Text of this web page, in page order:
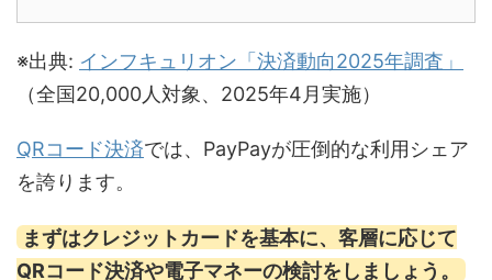
※出典: インフキュリオン「決済動向2025年調査」
（全国20,000人対象、2025年4月実施）
QRコード決済では、PayPayが圧倒的な利用シェア
を誇ります。
まずはクレジットカードを基本に、客層に応じて
QRコード決済や電子マネーの検討をしましょう。